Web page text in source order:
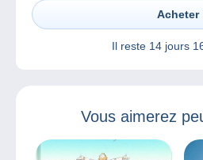
Acheter
Il reste 14 jours
Vous aimerez